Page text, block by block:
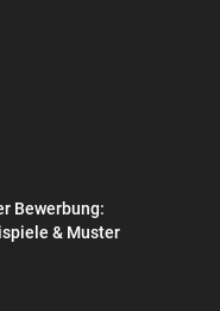
Bewerbung:
& Muster